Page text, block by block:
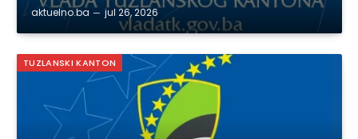
aktuelno.ba jul 26, 2026
TUZLANSKI KANTON